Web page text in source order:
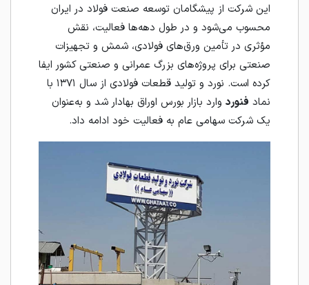
این شرکت از پیشگامان توسعه صنعت فولاد در ایران
محسوب می‌شود و در طول دهه‌ها فعالیت، نقش
مؤثری در تأمین ورق‌های فولادی، شمش و تجهیزات
صنعتی برای پروژه‌های بزرگ عمرانی و صنعتی کشور ایفا
کرده است. نورد و تولید قطعات فولادی از سال ۱۳۷۱ با
نماد فنورد وارد بازار بورس اوراق بهادار شد و به‌عنوان
یک شرکت سهامی عام به فعالیت خود ادامه داد.